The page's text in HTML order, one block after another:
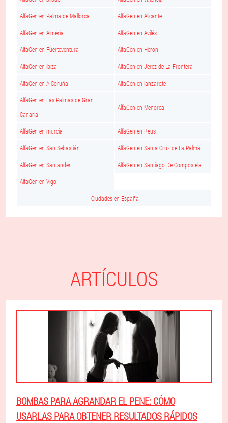
AlfaGen en Palma de Mallorca AlfaGen en Alicante
AlfaGen en Almería AlfaGen en Avilés
AlfaGen en Fuerteventura AlfaGen en Heron
AlfaGen en ibiza AlfaGen en Jerez de La Frontera
AlfaGen en A Coruña AlfaGen en lanzarote
AlfaGen en Las Palmas de Gran
Canaria
AlfaGen en Menorca
AlfaGen en murcia AlfaGen en Reus
AlfaGen en San Sebastián AlfaGen en Santa Cruz de La Palma
AlfaGen en Santander AlfaGen en Santiago De Compostela
AlfaGen en Vigo
Ciudades en España
ARTÍCULOS
BOMBAS PARA AGRANDAR EL PENE: CÓMO
USARLAS PARA OBTENER RESULTADOS RÁPIDOS